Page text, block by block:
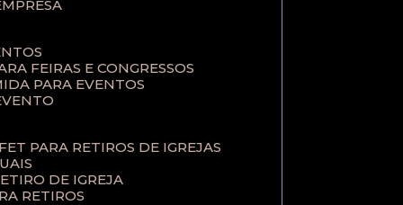
FEIRAS E CONGRESSOS
PARA EVENTOS
PARA RETIROS DE IGREJAS
DE IGREJA
RETIROS